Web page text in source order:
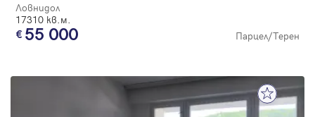
Ловнидол
17310 кв.м.
55 000 Парцел/Терен